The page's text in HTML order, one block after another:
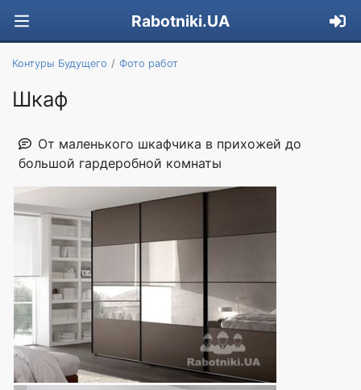
Rabotniki.UA
Контуры Будущего Фото работ
Шкаф
От маленького шкафчика в прихожей до
большой гардеробной комнаты